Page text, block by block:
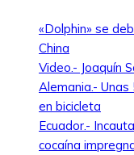
«Dolphin» se
China
Video.- Joaquín
Alemania.-
en bicicleta
Ecuador.-
cocaína